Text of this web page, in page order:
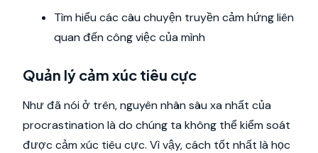
Tìm hiểu các câu chuyện truyền cảm hứng liên
quan đến công việc của mình
Quản lý cảm xúc tiêu cực
Như đã nói ở trên, nguyên nhân sâu xa nhất của
procrastination là do chúng ta không thể kiểm soát
được cảm xúc tiêu cực. Vì vậy, cách tốt nhất là học